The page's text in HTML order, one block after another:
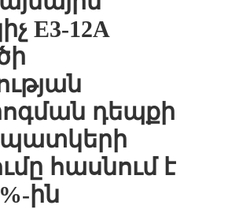
E3-12A
դեպքի
պատկերի
հասնում է
ին